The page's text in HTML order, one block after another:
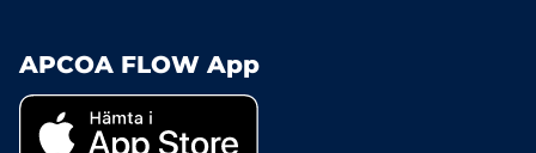
APCOA FLOW App